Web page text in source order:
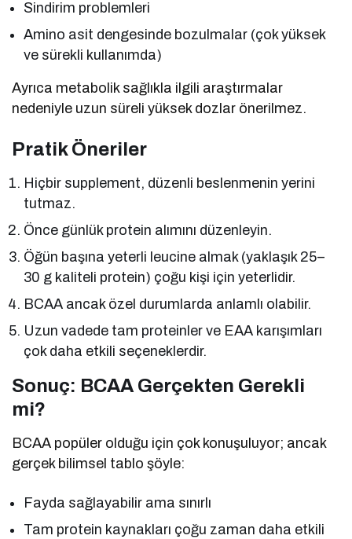
Sindirim problemleri
Amino asit dengesinde bozulmalar (çok yüksek
ve sürekli kullanımda)
Ayrıca metabolik sağlıkla ilgili araştırmalar
nedeniyle uzun süreli yüksek dozlar önerilmez.
Pratik Öneriler
Hiçbir supplement, düzenli beslenmenin yerini
tutmaz.
Önce günlük protein alımını düzenleyin.
Öğün başına yeterli leucine almak (yaklaşık 25–
30 g kaliteli protein) çoğu kişi için yeterlidir.
BCAA ancak özel durumlarda anlamlı olabilir.
Uzun vadede tam proteinler ve EAA karışımları
çok daha etkili seçeneklerdir.
Sonuç: BCAA Gerçekten Gerekli
mi?
BCAA popüler olduğu için çok konuşuluyor; ancak
gerçek bilimsel tablo şöyle:
Fayda sağlayabilir ama sınırlı
Tam protein kaynakları çoğu zaman daha etkili